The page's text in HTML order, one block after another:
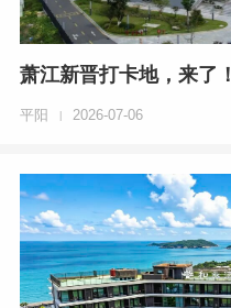
萧江新晋打卡地，来了！
平阳 | 2026-07-06